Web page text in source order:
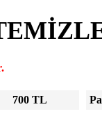
700 TL